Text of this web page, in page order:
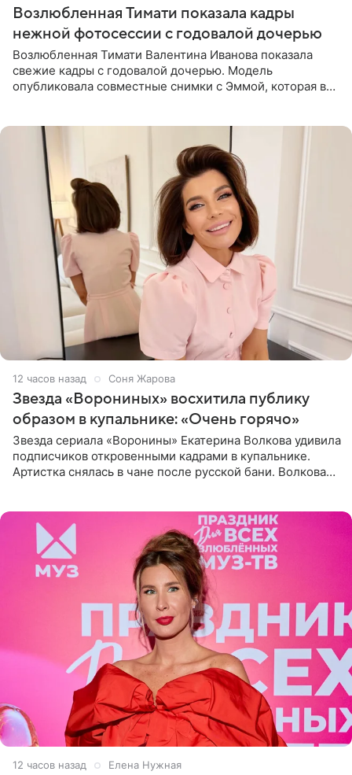
Возлюбленная Тимати показала кадры
нежной фотосессии с годовалой дочерью
Возлюбленная Тимати Валентина Иванова показала
свежие кадры с годовалой дочерью. Модель
опубликовала совместные снимки с Эммой, которая в
12 часов назад Соня Жарова
Звезда «Ворониных» восхитила публику
образом в купальнике: «Очень горячо»
Звезда сериала «Воронины» Екатерина Волкова удивила
подписчиков откровенными кадрами в купальнике.
Артистка снялась в чане после русской бани. Волкова
12 часов назад Елена Нужная